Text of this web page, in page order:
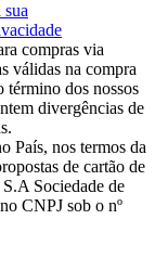
sua
compras via
válidas na compra
término dos nossos
divergências de
País, nos termos da
de cartão de
Sociedade de
CNPJ sob o nº